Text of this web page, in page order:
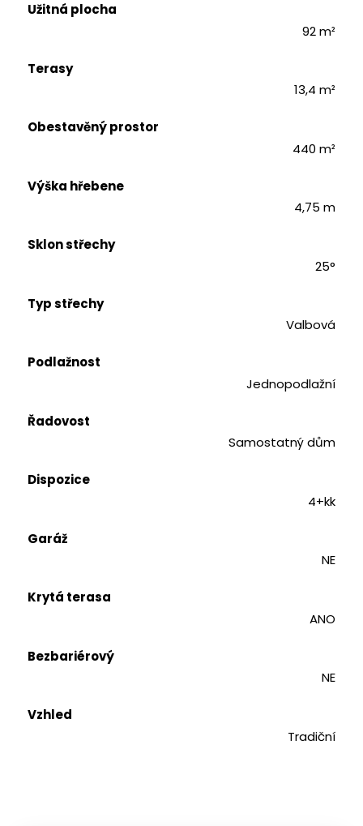
Užitná plocha
92 m²
Terasy
13,4 m²
Obestavěný prostor
440 m²
Výška hřebene
4,75 m
Sklon střechy
25°
Typ střechy
Valbová
Podlažnost
Jednopodlažní
Řadovost
Samostatný dům
Dispozice
4+kk
Garáž
NE
Krytá terasa
ANO
Bezbariérový
NE
Vzhled
Tradiční